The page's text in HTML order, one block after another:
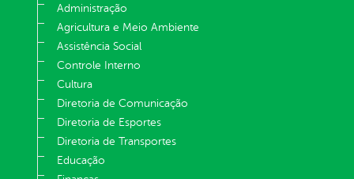
Administração
Agricultura e Meio Ambiente
Assistência Social
Controle Interno
Cultura
Diretoria de Comunicação
Diretoria de Esportes
Diretoria de Transportes
Educação